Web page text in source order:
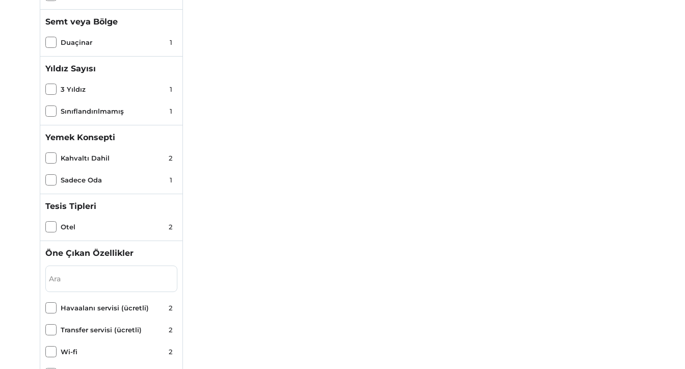
Semt veya Bölge
Duaçinar 1
Yıldız Sayısı
3 Yıldız 1
Sınıflandırılmamış 1
Yemek Konsepti
Kahvaltı Dahil 2
Sadece Oda 1
Tesis Tipleri
Otel 2
Öne Çıkan Özellikler
Havaalanı servisi (ücretli) 2
Transfer servisi (ücretli) 2
Wi-fi 2